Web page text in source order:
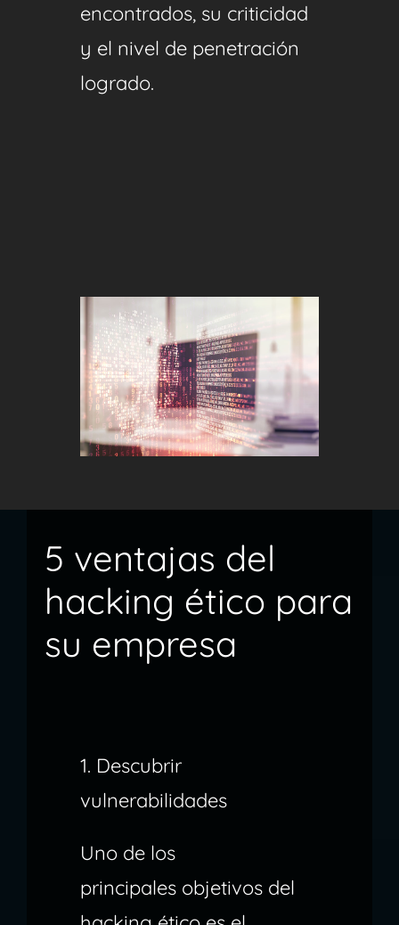
encontrados, su criticidad
y el nivel de penetración
logrado.
5 ventajas del
hacking ético para
su empresa
1. Descubrir
vulnerabilidades
Uno de los
principales objetivos del